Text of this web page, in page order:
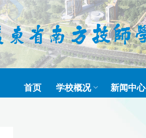
首页 学校概况 新闻中心